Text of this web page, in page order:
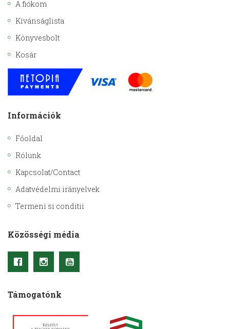
A fiókom
Kívánságlista
Könyvesbolt
Kosár
Információk
Főoldal
Rólunk
Kapcsolat/Contact
Adatvédelmi irányelvek
Termeni si conditii
Közösségi média
Támogatónk